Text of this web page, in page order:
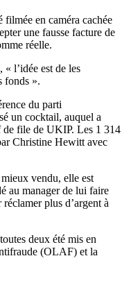
filmée en caméra cachée
une fausse facture de
réelle.
l’idée est de les
fonds ».
du parti
un cocktail, auquel a
de file de UKIP. Les 1 314
Christine Hewitt avec
vendu, elle est
au manager de lui faire
plus d’argent à
deux été mis en
(OLAF) et la